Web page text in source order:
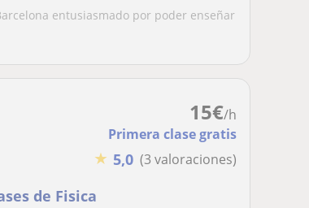
entusiasmado por poder enseñar
15€/h
Primera clase gratis
★ 5,0 (3 valoraciones)
de Fisica